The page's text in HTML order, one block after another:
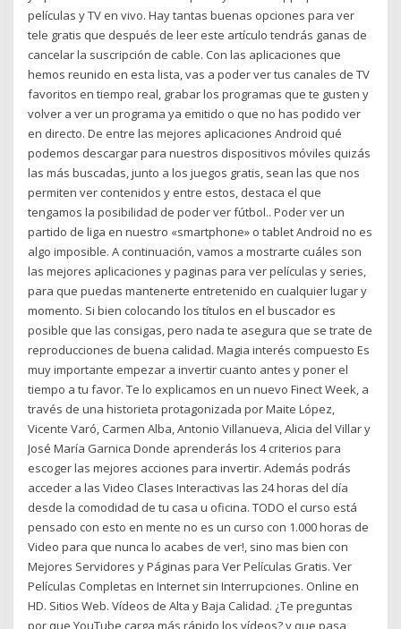
películas y TV en vivo. Hay tantas buenas opciones para ver
tele gratis que después de leer este artículo tendrás ganas de
cancelar la suscripción de cable. Con las aplicaciones que
hemos reunido en esta lista, vas a poder ver tus canales de TV
favoritos en tiempo real, grabar los programas que te gusten y
volver a ver un programa ya emitido o que no has podido ver
en directo. De entre las mejores aplicaciones Android qué
podemos descargar para nuestros dispositivos móviles quizás
las más buscadas, junto a los juegos gratis, sean las que nos
permiten ver contenidos y entre estos, destaca el que
tengamos la posibilidad de poder ver fútbol.. Poder ver un
partido de liga en nuestro «smartphone» o tablet Android no es
algo imposible. A continuación, vamos a mostrarte cuáles son
las mejores aplicaciones y paginas para ver películas y series,
para que puedas mantenerte entretenido en cualquier lugar y
momento. Si bien colocando los títulos en el buscador es
posible que las consigas, pero nada te asegura que se trate de
reproducciones de buena calidad. Magia interés compuesto Es
muy importante empezar a invertir cuanto antes y poner el
tiempo a tu favor. Te lo explicamos en un nuevo Finect Week, a
través de una historieta protagonizada por Maite López,
Vicente Varó, Carmen Alba, Antonio Villanueva, Alicia del Villar y
José María Garnica Donde aprenderás los 4 criterios para
escoger las mejores acciones para invertir. Además podrás
acceder a las Video Clases Interactivas las 24 horas del día
desde la comodidad de tu casa u oficina. TODO el curso está
pensado con esto en mente no es un curso con 1.000 horas de
Video para que nunca lo acabes de ver!, sino mas bien con
Mejores Servidores y Páginas para Ver Películas Gratis. Ver
Películas Completas en Internet sin Interrupciones. Online en
HD. Sitios Web. Vídeos de Alta y Baja Calidad. ¿Te preguntas
por que YouTube carga más rápido los vídeos? y que pasa